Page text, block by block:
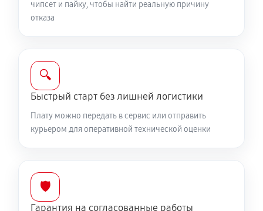
чипсет и пайку, чтобы найти реальную причину
отказа
🔍
Быстрый старт без лишней логистики
Плату можно передать в сервис или отправить
курьером для оперативной технической оценки
🛡️
Гарантия на согласованные работы